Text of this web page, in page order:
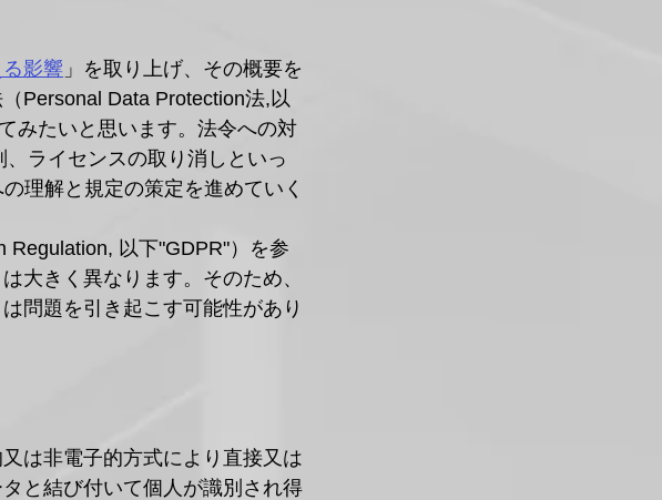
影響 」を取り上げ、その概要を
Personal Data Protection法,以
みたいと思います。法令への対
ライセンスの取り消しといっ
理解と規定の策定を進めていく
Regulation, 以下"GDPR"）を参
大きく異なります。そのため、
問題を引き起こす可能性があり
は非電子的方式により直接又は
と結び付いて個人が識別され得